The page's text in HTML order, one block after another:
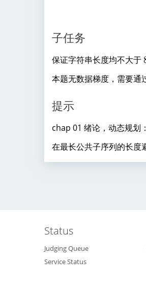
子任务
保证字符串长度均不大于
本题无数据梯度，需要通
提示
chap 01 绪论，动态规划
在最长公共子序列的长度
Status
Judging Queue
Service Status